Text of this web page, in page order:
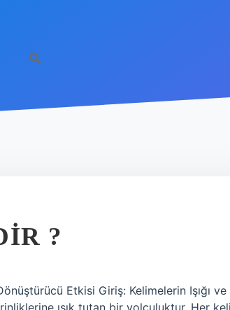
?
Etkisi Giriş: Kelimelerin Işığı ve
ışık tutan bir yolculuktur. Her